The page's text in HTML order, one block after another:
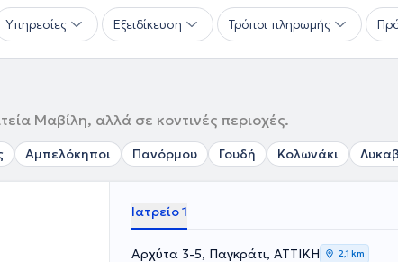
Υπηρεσίες Εξειδίκευση Τρόποι πληρωμής
Μαβίλη, αλλά σε κοντινές περιοχές.
Αμπελόκηποι Πανόρμου Γουδή Κολωνάκι
Ιατρείο 1
Αρχύτα 3-5, Παγκράτι, ΑΤΤΙΚΗ 2,1 km